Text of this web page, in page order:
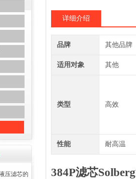
压滤芯的
详细介绍
品牌 其他品牌
适用对象 其他
类型 高效
性能 耐高温
384P滤芯